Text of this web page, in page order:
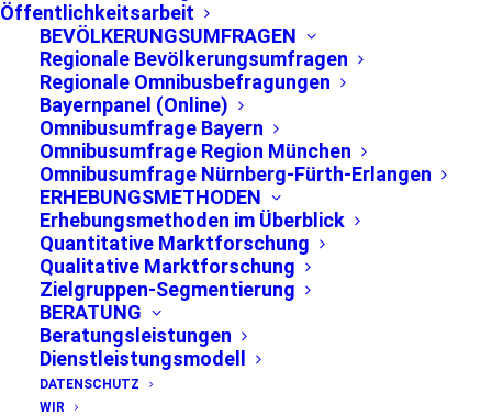
Öffentlichkeitsarbeit
BEVÖLKERUNGSUMFRAGEN
Regionale Bevölkerungsumfragen
Regionale Omnibusbefragungen
Bayernpanel (Online)
Omnibusumfrage Bayern
Omnibusumfrage Region München
Omnibusumfrage Nürnberg-Fürth-Erlangen
ERHEBUNGSMETHODEN
Erhebungsmethoden im Überblick
Quantitative Marktforschung
Qualitative Marktforschung
Zielgruppen-Segmentierung
BERATUNG
Beratungsleistungen
Dienstleistungsmodell
DATENSCHUTZ
WIR
München, 27.03.2024
Nur 7,5 Prozent fühlen sich „sehr gut“ über
die Europawahl informiert. Mehrheit plant
derzeit Wahlbeteiligung. Das zeigt die im